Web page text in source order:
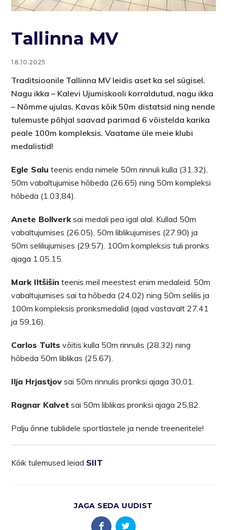
Tallinna MV
18.10.2025
Traditsioonile Tallinna MV leidis aset ka sel sügisel.
Nagu ikka – Kalevi Ujumiskooli korraldutud, nagu ikka
– Nõmme ujulas. Kavas kõik 50m distatsid ning nende
tulemuste põhjal saavad parimad 6 võistelda karika
peale 100m kompleksis. Vaatame üle meie klubi
medalistid!
Egle Salu teenis enda nimele 50m rinnuli kulla (31.32),
50m vabaltujumise hõbeda (26.65) ning 50m kompleksi
hõbeda (1.03,84).
Anete Bollverksai medali pea igal alal. Kullad 50m
vabaltujumises (26.05), 50m liblikujumises (27.90) ja
50m seliliujumises (29.57). 100m kompleksis tuli pronks
ajaga 1.05.15.
Mark Iltšišin teenis meil meestest enim medaleid. 50m
vabaltujumises sai ta hõbeda (24.02) ning 50m selilis ja
100m kompleksis pronksmedalid (ajad vastavalt 27.41
ja 59,16).
Carlos Tults võitis kulla 50m rinnulis (28.32) ning
hõbeda 50m liblikas (25.67).
Ilja Hrjastjov sai 50m rinnulis pronksi ajaga 30,01.
Ragnar Kalvet sai 50m liblikas pronksi ajaga 25,82.
Palju õnne tublidele sportlastele ja nende treeneritele!
Kõik tulemused leiad SIIT
JAGA SEDA UUDIST